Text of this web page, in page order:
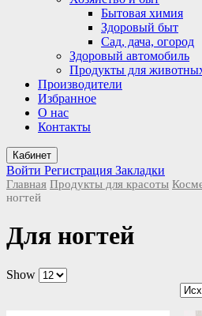
Бытовая химия
Здоровый быт
Сад, дача, огород
Здоровый автомобиль
Продукты для
Производители
Избранное
О нас
Контакты
Кабинет
Войти Регистрация Закладки
Главная Продукты для красоты
ногтей
Для ногтей
Show